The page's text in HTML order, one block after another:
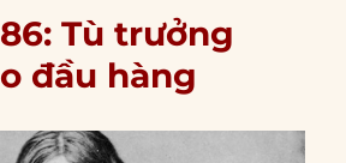
Tù trưởng
đầu hàng